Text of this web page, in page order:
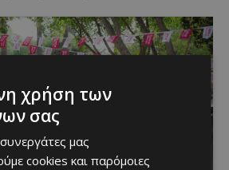
χρήση των
σας
συνεργάτες μας
cookies και παρόμοιες